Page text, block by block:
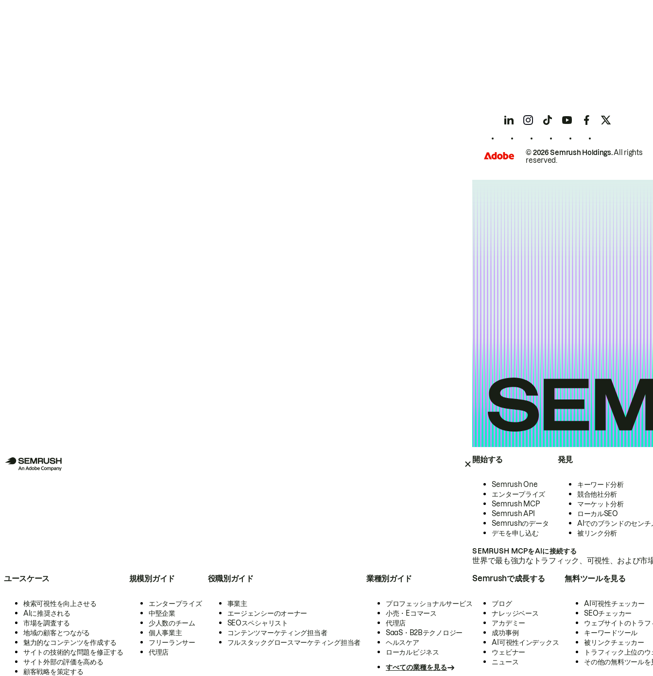
開始する
Semrush One
エンタープライズ
Semrush MCP
Semrush API
Semrushのデータ
デモを申し込む
発見
キーワード分析
競合他社分析
マーケット分析
ローカルSEO
AIでのブランドのセンチ
被リンク分析
SEMRUSH MCPをAIに接続する
世界で最も強力なトラフィック、可視性、および
ユースケース
検索可視性を向上させる
AIに推奨される
市場を調査する
地域の顧客とつながる
魅力的なコンテンツを作成する
サイトの技術的な問題を修正する
サイト外部の評価を高める
顧客戦略を策定する
規模別ガイド
エンタープライズ
中堅企業
少人数のチーム
個人事業主
フリーランサー
代理店
役職別ガイド
事業主
エージェンシーのオーナー
SEOスペシャリスト
コンテンツマーケティング担当者
フルスタックグロースマーケティング担当者
業種別ガイド
プロフェッショナルサービス
小売・Eコマース
代理店
SaaS・B2Bテクノロジー
ヘルスケア
ローカルビジネス
すべての業種を見る
Semrushで成長する
ブログ
ナレッジベース
アカデミー
成功事例
AI可視性インデックス
ウェビナー
ニュース
無料ツールを見る
AI可視性チェッカー
SEOチェッカー
ウェブサイトのトラ
キーワードツール
被リンクチェッカー
トラフィック上位の
その他の無料ツールを
© 2026 Semrush Holdings.All rights
reserved.